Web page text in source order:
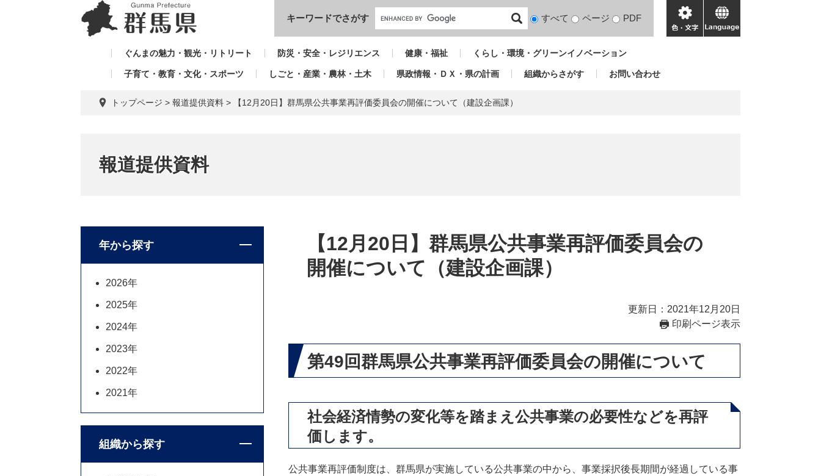
本文へ
キーワードでさがす
検
対
すべて ページ PDF
色・
文
language
ぐんまの魅力・観光・リトリート 防災・安全・レジリエンス 健康・福祉 くらし・環境・グリーンイノベーション
子育て・教育・文化・スポーツ しごと・産業・農林・土木 県政情報・ＤＸ・県の計画 組織からさがす お問い合わせ
トップページ > 報道提供資料 > 【12月20日】群馬県公共事業再評価委員会の開催について（建設企画課）
報道提供資料
【12月20日】群馬県公共事業再評価委員会の
開催について（建設企画課）
更新日：2021年12月20日
印刷ページ表示
第49回群馬県公共事業再評価委員会の開催について
社会経済情勢の変化等を踏まえ公共事業の必要性などを再評
価します。
公共事業再評価制度は、群馬県が実施している公共事業の中から、事業採択後長期間が経過している事
年から探す
2026年
2025年
2024年
2023年
2022年
2021年
組織から探す